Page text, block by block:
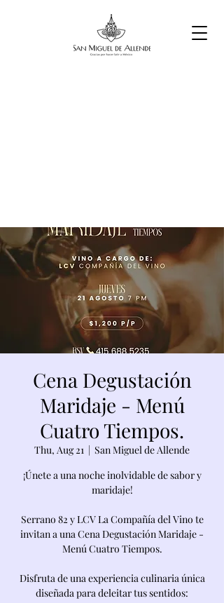
Cena Degustación
Maridaje - Menú
Cuatro Tiempos.
Thu, Aug 21
  |
San Miguel de Allende
¡Únete a una noche inolvidable de sabor y
maridaje!
Serrano 82 y LCV La Compañía del Vino te
invitan a una Cena Degustación Maridaje -
Menú Cuatro Tiempos.
Disfruta de una experiencia culinaria única
diseñada para deleitar tus sentidos: